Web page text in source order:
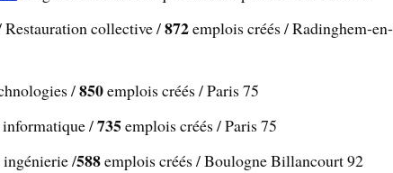
collective /872emplois créés / Radinghem-en-
/850emplois créés / Paris 75
/735emplois créés / Paris 75
/588emplois créés / Boulogne Billancourt 92